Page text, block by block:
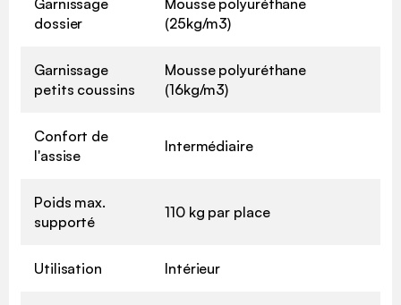
Garnissage
dossier
Mousse polyuréthane
(25kg/m3)
Garnissage
petits coussins
Mousse polyuréthane
(16kg/m3)
Confort de
l'assise
Intermédiaire
Poids max.
supporté
110 kg par place
Utilisation Intérieur